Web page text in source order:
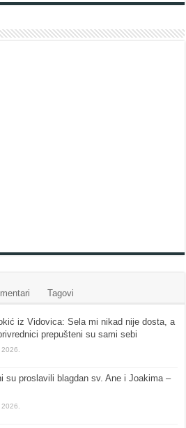
Tagovi
iz Vidovica: Sela mi nikad nije dosta, a
prepušteni su sami sebi
su proslavili blagdan sv. Ane i Joakima –